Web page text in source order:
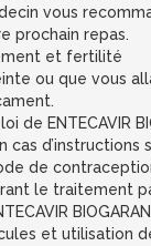
vous
prochain repas.
et fertilité
ou que vous
de ENTECAVIR
cas
de
le traitement
et utilisation